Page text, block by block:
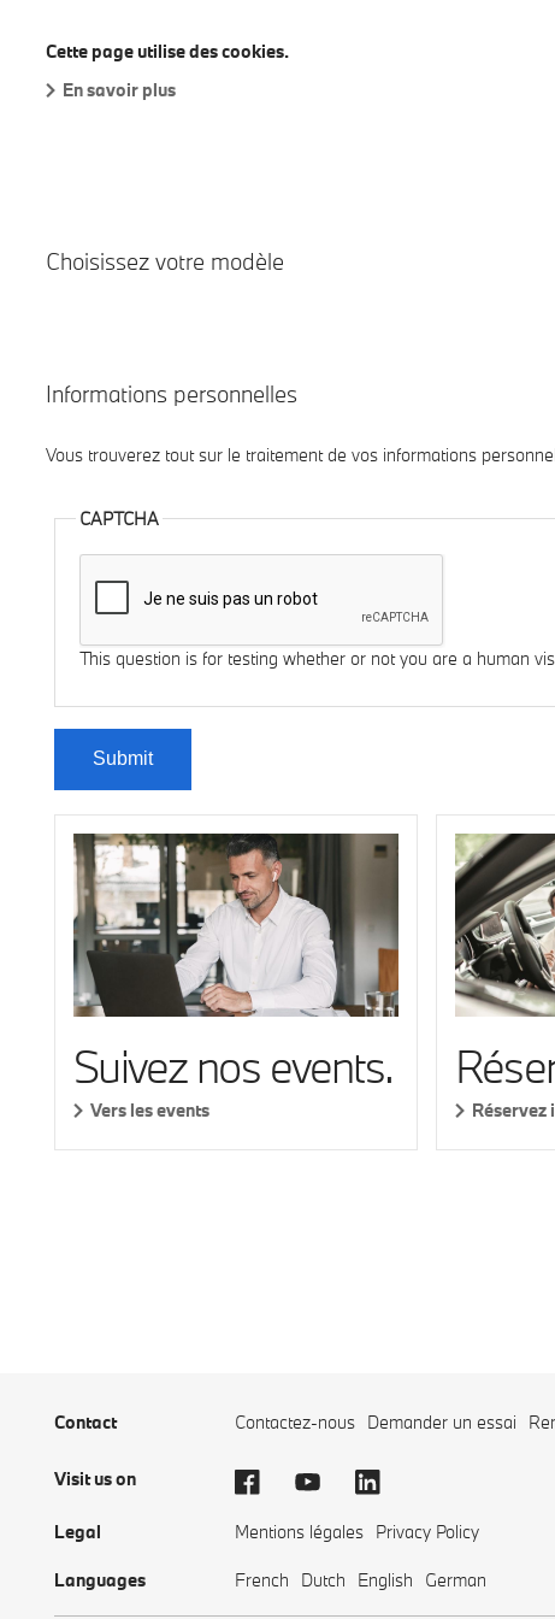
Cette page utilise des cookies.
En savoir plus
Rendez-vous en Ligne
BMW Dealer
Choisissez votre modèle
Informations personnelles
Vous trouverez tout sur le traitement de vos informations
CAPTCHA
This question is for testing whether or not you are a human
Suivez nos events.
Vers les events Réservez
Contact Contactez-nous Demander un essai
Visit us on
Legal Mentions légales Privacy Policy
Languages French Dutch English German